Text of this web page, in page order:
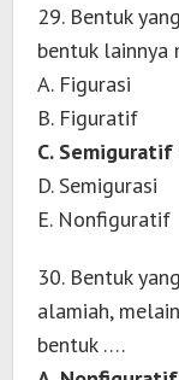
29. Bentuk
bentuk lainnya
A. Figurasi
B. Figuratif
C. Semiguratif
D. Semigurasi
E. Nonfiguratif
30. Bentuk
alamiah,
bentuk ….